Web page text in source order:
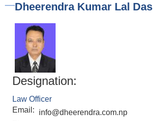
Dheerendra Kumar Lal Das
Designation:
Law Officer
Email:
info@dheerendra.com.np